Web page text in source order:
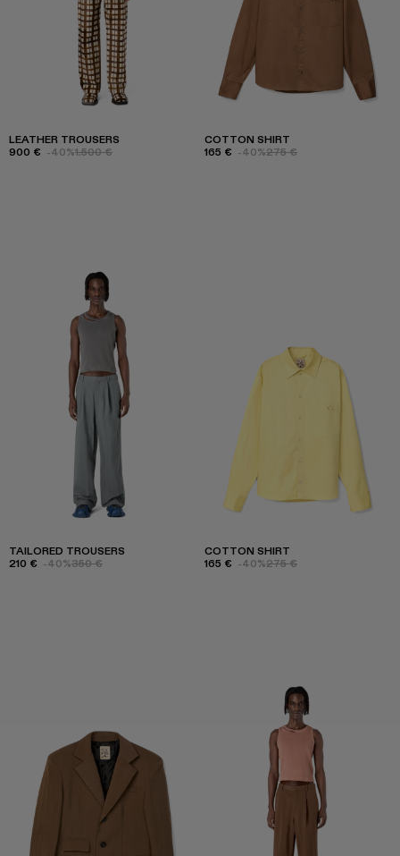
LEATHER TROUSERS
900 € -40%1.500 €
COTTON SHIRT
165 € -40%275 €
TAILORED TROUSERS
210 € -40%350 €
COTTON SHIRT
165 € -40%275 €